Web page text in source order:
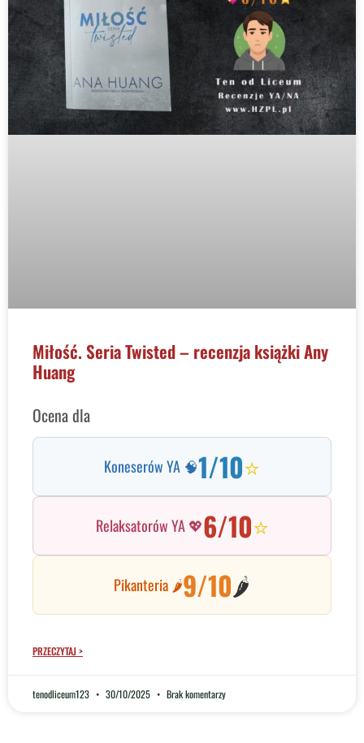
Miłość. Seria Twisted – recenzja książki Any
Huang
Ocena dla
Koneserów YA 🧠1/10⭐
Relaksatorów YA 💖6/10⭐
Pikanteria 🌶️9/10🌶️
PRZECZYTAJ >
tenodliceum123 30/10/2025 Brak komentarzy